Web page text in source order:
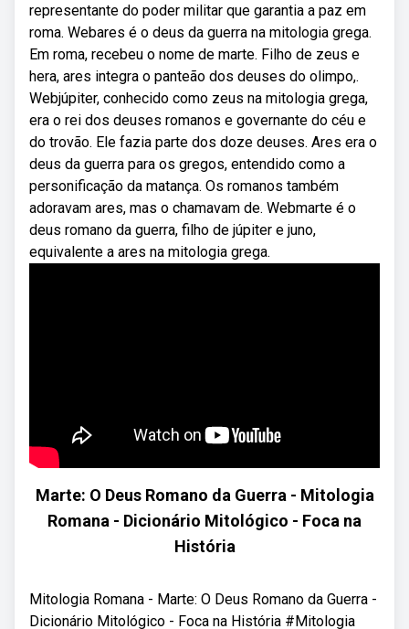
representante do poder militar que garantia a paz em
roma. Webares é o deus da guerra na mitologia grega.
Em roma, recebeu o nome de marte. Filho de zeus e
hera, ares integra o panteão dos deuses do olimpo,.
Webjúpiter, conhecido como zeus na mitologia grega,
era o rei dos deuses romanos e governante do céu e
do trovão. Ele fazia parte dos doze deuses. Ares era o
deus da guerra para os gregos, entendido como a
personificação da matança. Os romanos também
adoravam ares, mas o chamavam de. Webmarte é o
deus romano da guerra, filho de júpiter e juno,
equivalente a ares na mitologia grega.
Marte: O Deus Romano da Guerra - Mitologia
Romana - Dicionário Mitológico - Foca na
História
Mitologia Romana - Marte: O Deus Romano da Guerra -
Dicionário Mitológico - Foca na História #Mitologia